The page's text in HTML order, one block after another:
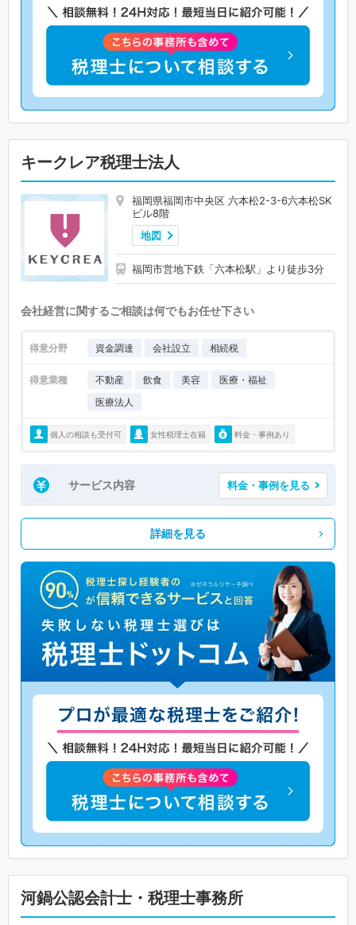
キークレア税理士法人
福岡県福岡市中央区 六本松2-3-6六本松SK
ビル8階
地図
福岡市営地下鉄「六本松駅」より徒歩3分
会社経営に関するご相談は何でもお任せ下さい
得意分野 資金調達 会社設立 相続税
得意業種 不動産 飲食 美容
医療・福祉
医療法人
個人の相談も受付可 女性税理士在籍 料金・事例あり
サービス内容 料金・事例を見る
詳細を見る
河鍋公認会計士・税理士事務所